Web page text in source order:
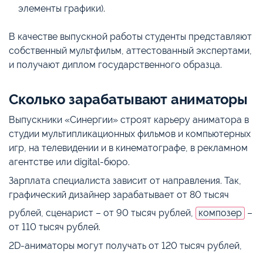
элементы графики).
В качестве выпускной работы студенты представляют
собственный мультфильм, аттестованный экспертами,
и получают диплом государственного образца.
Сколько зарабатывают аниматоры
Выпускники «Синергии» строят карьеру аниматора в
студии мультипликационных фильмов и компьютерных
игр, на телевидении и в кинематографе, в рекламном
агентстве или digital-бюро.
Зарплата специалиста зависит от направления. Так,
графический дизайнер зарабатывает от 80 тысяч
рублей, сценарист – от 90 тысяч рублей,
композер –
от 110 тысяч рублей.
2D-аниматоры могут получать от 120 тысяч рублей,